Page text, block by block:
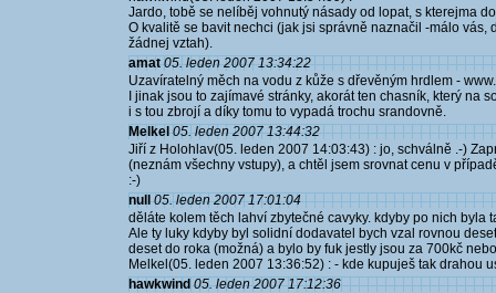
Jardo, tobě se nelíběj vohnutý násady od lopat, s kterejma
O kvalitě se bavit nechci (jak jsi správně naznačil -málo vás,
žádnej vztah).
amat 05. leden 2007 13:34:22
Uzavíratelný měch na vodu z kůže s dřevěným hrdlem -
I jinak jsou to zajímavé stránky, akorát ten chasník, který na
i s tou zbrojí a díky tomu to vypadá trochu srandovně.
Melkel 05. leden 2007 13:44:32
Jiří z Holohlav(05. leden 2007 14:03:43) : jo, schválně .-)
(neznám všechny vstupy), a chtěl jsem srovnat cenu v
:-)
null 05. leden 2007 17:01:04
děláte kolem těch lahví zbytečné cavyky. kdyby po nich byla
Ale ty luky kdyby byl solidní dodavatel bych vzal rovnou
deset do roka (možná) a bylo by fuk jestly jsou za 700kč
Melkel(05. leden 2007 13:36:52) : - kde kupuješ tak drahou
hawkwind 05. leden 2007 17:12:36